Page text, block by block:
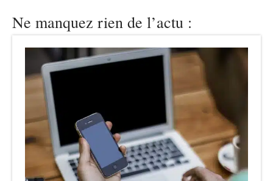
Ne manquez rien de l’actu :